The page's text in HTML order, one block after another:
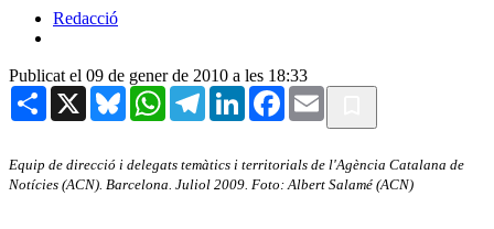
Redacció
Publicat el 09 de gener de 2010 a les 18:33
Share X BlueskyWhatsAppTelegramLinkedInFacebook
Email
Equip de direcció i delegats temàtics i territorials de l'Agència Catalana de
Notícies (ACN). Barcelona. Juliol 2009. Foto: Albert Salamé (ACN)